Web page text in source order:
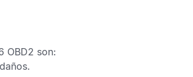
OBD2 son: